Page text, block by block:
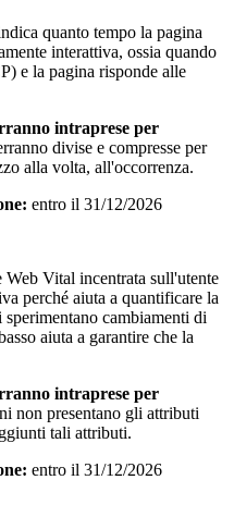
quanto tempo la pagina
interattiva, ossia quando
e la pagina risponde alle
intraprese per
divise e compresse per
alla volta, all'occorrenza.
entro il 31/12/2026
Web Vital incentrata sull'utente
perché aiuta a quantificare la
cambiamenti di
aiuta a garantire che la
intraprese per
non presentano gli attributi
tali attributi.
entro il 31/12/2026